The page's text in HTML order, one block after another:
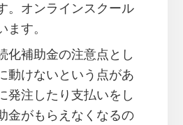
。オンラインスクール
ます。
化補助金の注意点とし
動けないという点があ
発注したり支払いをし
金がもらえなくなるの